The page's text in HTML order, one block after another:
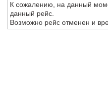
К сожалению, на данный
данный рейс.
Возможно рейс отменен и